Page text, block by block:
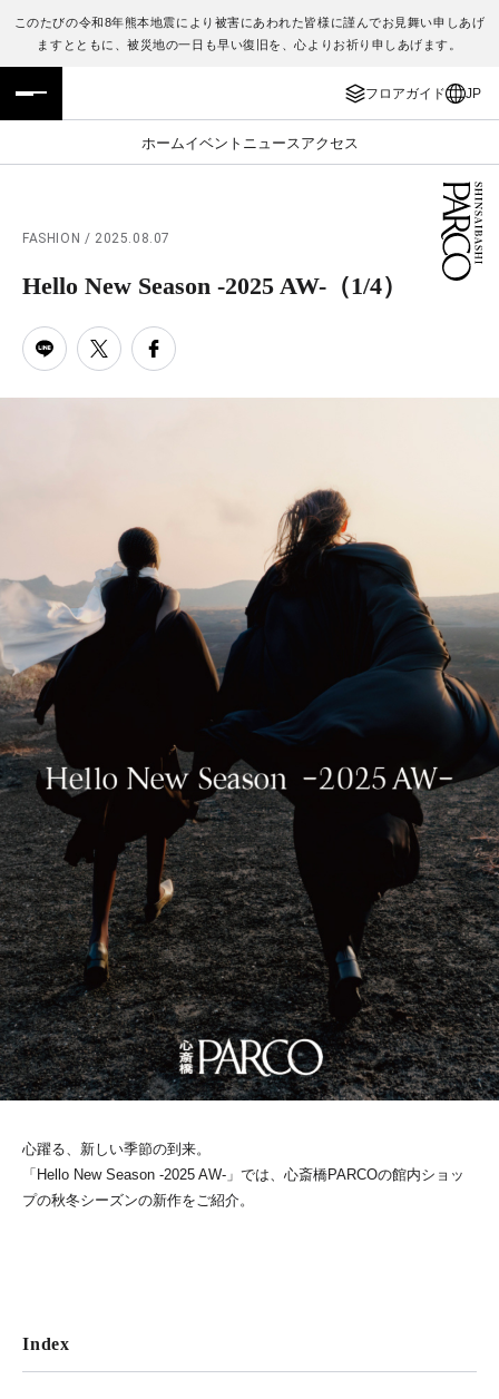
このたびの令和8年熊本地震により被害にあわれた皆様に謹んでお見舞い申しあげ
ますとともに、被災地の一日も早い復旧を、心よりお祈り申しあげます。
フロアガイド JP
ホームイベント ニュース アクセス
フロアガイド
施設案内・アクセス
レストラン・カフェ
TAX FREE
ENGLISH
繁体字
ภาษาไทย
日本語
FASHION / 2025.08.07
Hello New Season -2025 AW- （1/4）
心躍る、新しい季節の到来。
「Hello New Season -2025 AW-」では、心斎橋PARCOの館内ショッ
プの秋冬シーズンの新作をご紹介。
Index